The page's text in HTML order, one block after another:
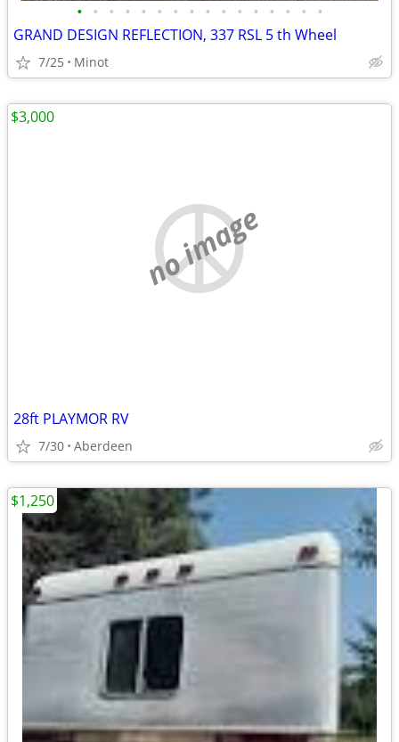
• • • • • • • • • • • • • • • •
GRAND DESIGN REFLECTION, 337 RSL 5 th Wheel
7/25 Minot
no image
28ft PLAYMOR RV
7/30 Aberdeen
$3,000
$1,250